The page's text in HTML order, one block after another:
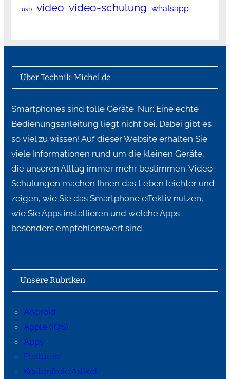
usb video video-schulung whatsapp
Über Technik-Michel.de
Smartphones sind tolle Geräte. Nur: Eine echte
Bedienungsanleitung liegt nicht bei. Dabei gibt es
so viel zu wissen! Auf dieser Website erhalten Sie
viele Informationen rund um die kleinen Geräte,
die unseren Alltag immer mehr bestimmen. Video-
Schulungen machen Ihnen das Leben leichter und
zeigen, wie Sie das Smartphone effektiv nutzen,
wie Sie Apps installieren und welche Apps
besonders empfehlenswert sind.
Unsere Rubriken
Android
Apple (iOS)
Apps
Featured
Kostenfreie Artikel